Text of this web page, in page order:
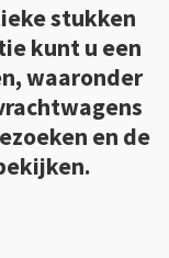
stukken
kunt u een
waaronder
en de